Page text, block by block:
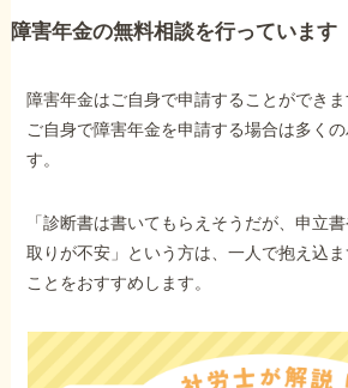
障害年金の無料相談を行っています
障害年金はご自身で申請することができま
ご自身で障害年金を申請する場合は多く
す。
「診断書は書いてもらえそうだが、申立
取りが不安」という方は、一人で抱え込
ことをおすすめします。